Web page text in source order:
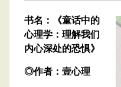
书名：《童话中的
心理学：理解我们
内心深处的恐惧》
◎作者：壹心理